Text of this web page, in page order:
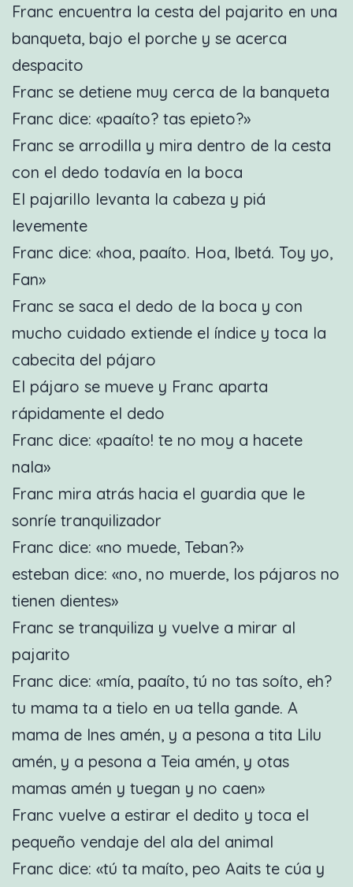
Franc encuentra la cesta del pajarito en una
banqueta, bajo el porche y se acerca
despacito
Franc se detiene muy cerca de la banqueta
Franc dice: «paaíto? tas epieto?»
Franc se arrodilla y mira dentro de la cesta
con el dedo todavía en la boca
El pajarillo levanta la cabeza y piá
levemente
Franc dice: «hoa, paaíto. Hoa, Ibetá. Toy yo,
Fan»
Franc se saca el dedo de la boca y con
mucho cuidado extiende el índice y toca la
cabecita del pájaro
El pájaro se mueve y Franc aparta
rápidamente el dedo
Franc dice: «paaíto! te no moy a hacete
nala»
Franc mira atrás hacia el guardia que le
sonríe tranquilizador
Franc dice: «no muede, Teban?»
esteban dice: «no, no muerde, los pájaros no
tienen dientes»
Franc se tranquiliza y vuelve a mirar al
pajarito
Franc dice: «mía, paaíto, tú no tas soíto, eh?
tu mama ta a tielo en ua tella gande. A
mama de Ines amén, y a pesona a tita Lilu
amén, y a pesona a Teia amén, y otas
mamas amén y tuegan y no caen»
Franc vuelve a estirar el dedito y toca el
pequeño vendaje del ala del animal
Franc dice: «tú ta maíto, peo Aaits te cúa y